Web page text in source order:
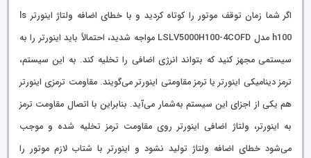
اگر شما زمان توقف موتور را کوتاه کردید و با خطای اضافه ولتاژ اینورتر ls
h100 مدل LSLV5000H100-4COFD مواجه شدید، احتمالاً باید اینورتر را به
سیستمی مجهز کنید که بتواند انرژی اضافی را تخلیه کند. به این سیستم،
ترمز دینامیکی اینورتر یا ترمز مقاومتی اینورتر می‌گویند. مقاومت ترمزی اینورتر
هم یکی از اجزای این سیستم به‌شمار می‌آید. بنابراین با اتصال مقاومت ترمز
به اینورتر، ولتاژ اضافی اینورتر روی مقاومت ترمز تخلیه شده و موجب
می‌شود خطای اضافه ولتاژ تولید نشود و اینورتر با شتاب لازم موتور را